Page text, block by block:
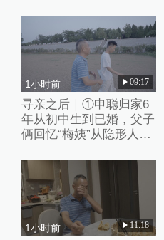
1小时前 09:17
寻亲之后｜①申聪归家6
年从初中生到已婚，父子
俩回忆“梅姨”从隐形人
1小时前 11:18